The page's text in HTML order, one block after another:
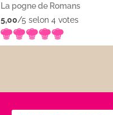
La pogne de Romans
5,00/5 selon 4votes